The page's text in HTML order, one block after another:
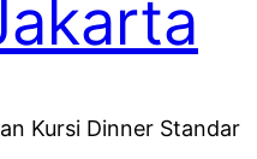
Kursi Dinner Standar